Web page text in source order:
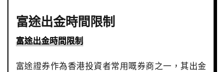
富途出金時間限制
富途出金時間限制
富途證券作為香港投資者常用嘅券商之一，其出金